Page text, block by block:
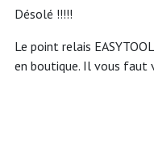
Désolé !!!!!
Le point relais
en boutique. Il vous faut